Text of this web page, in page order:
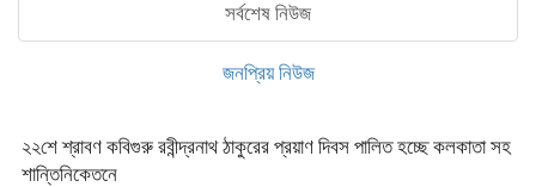
সর্বশেষ নিউজ
জনপ্রিয় নিউজ
২২শে শ্রাবণ কবিগুরু রবীন্দ্রনাথ ঠাকুরের প্রয়াণ দিবস পালিত হচ্ছে কলকাতা সহ
শান্তিনিকেতনে